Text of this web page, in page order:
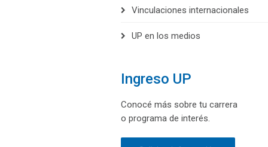
Vinculaciones internacionales
UP en los medios
Ingreso UP
Conocé más sobre tu carrera
o programa de interés.